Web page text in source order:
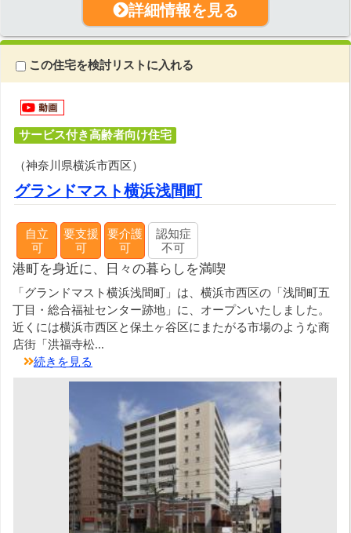
詳細情報を見る
この住宅を検討リストに入れる
サービス付き高齢者向け住宅
（神奈川県横浜市西区）
グランドマスト横浜浅間町
自立
可
要支援
可
要介護
可
認知症
不可
港町を身近に、日々の暮らしを満喫
「グランドマスト横浜浅間町」は、横浜市西区の「浅間町五
丁目・総合福祉センター跡地」に、オープンいたしました。
近くには横浜市西区と保土ヶ谷区にまたがる市場のような商
店街「洪福寺松...
続きを見る